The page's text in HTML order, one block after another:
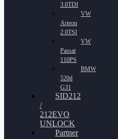
3.0TDI
VW
Arteon
2.0TSI
VW
Passat
110PS
BMW
520d
G31
SID212
/
212EVO
UNLOCK
Partner